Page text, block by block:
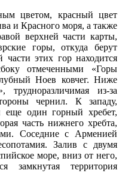
цветом, красный цвет
и Красного моря, а также
верхней части карты,
горы, откуда берут
этих гор находится
отмеченными «Горы
Ноев ковчег. Ниже
из-за
чернил. К западу,
еще один горный хребет,
часть нижнего хребта,
Соседние с Арменией
Залив с двумя
море, вниз от него,
замкнутая территория